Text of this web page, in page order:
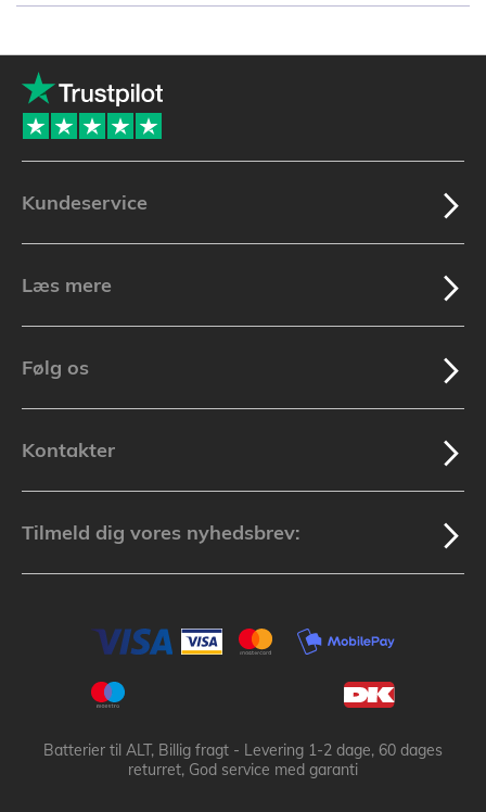
Kundeservice
Læs mere
Følg os
Kontakter
Tilmeld dig vores nyhedsbrev:
Batterier til ALT, Billig fragt - Levering 1-2 dage, 60 dages
returret, God service med garanti